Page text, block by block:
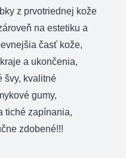
z prvotriednej kože
na estetiku a
časť kože,
a ukončenia,
švy, kvalitné
gumy,
tiché zapínania,
zdobené!!!